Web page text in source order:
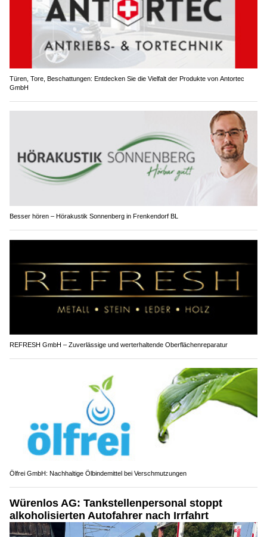
Türen, Tore, Beschattungen: Entdecken Sie die Vielfalt der Produkte von Antortec
GmbH
Besser hören – Hörakustik Sonnenberg in Frenkendorf BL
REFRESH GmbH – Zuverlässige und werterhaltende Oberflächenreparatur
Ölfrei GmbH: Nachhaltige Ölbindemittel bei Verschmutzungen
Würenlos AG: Tankstellenpersonal stoppt
alkoholisierten Autofahrer nach Irrfahrt